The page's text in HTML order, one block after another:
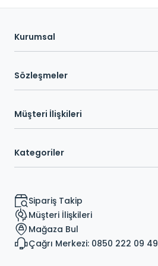
Kurumsal
Sözleşmeler
Müşteri İlişkileri
Kategoriler
Sipariş Takip
Müşteri İlişkileri
Mağaza Bul
Çağrı Merkezi: 0850 222 09 49